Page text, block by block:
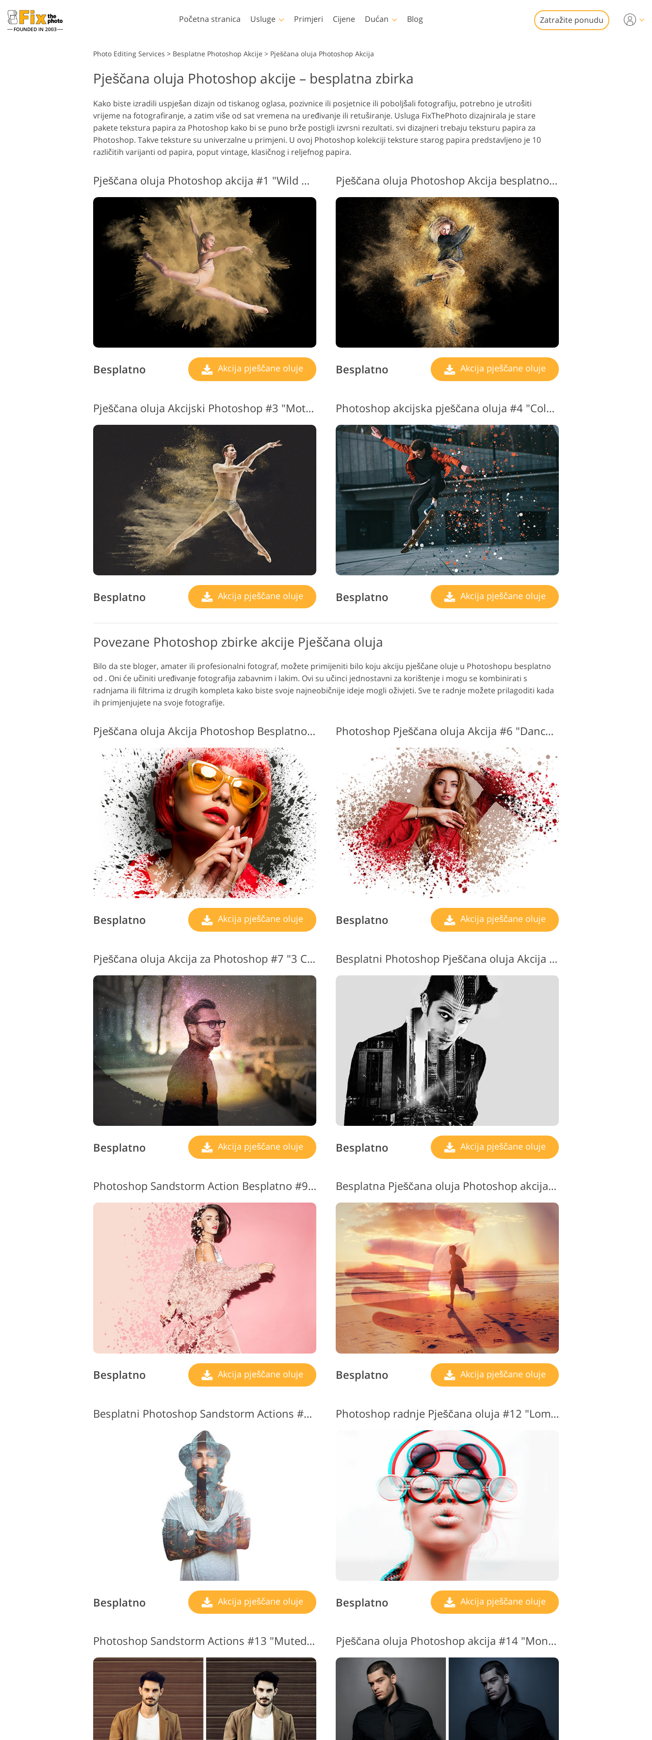
FOUNDED IN 2003
Početna stranica Usluge
novorođenčeta
nekretnina
Modeli za odjeću
Uređivanje fotografija
proizvoda
Uređivanje fotografija
nakita
Podaci za obuku AI Usluge video montaže
Primjeri Cijene Dućan
Lightroom
Lightroom Presets
Predpostavke najbolje
ponude
Mobilne Presets
Photoshop
Photoshop Akcije
Photoshop slojevi
Photoshop teksture
Cijele zbirke Ps Actions
Cijeli paketi Ps slojeva
Templates
Svi predlošci
Valentinovo čestitke
Pozivnice za vjenčanje
Pozivnica na dječju
zabavu
LUT-ovi za uređivanje
Profesionalni video
slojevi
Blog Zatražite ponudu
Photo Editing Services > Besplatne Photoshop Akcije > Pješčana oluja Photoshop Akcija
Pješčana oluja Photoshop akcije – besplatna zbirka
Kako biste izradili uspješan dizajn od tiskanog oglasa, pozivnice ili posjetnice ili poboljšali fotografiju, potrebno je utrošiti
vrijeme na fotografiranje, a zatim više od sat vremena na uređivanje ili retuširanje. Usluga FixThePhoto dizajnirala je stare
pakete tekstura papira za Photoshop kako bi se puno brže postigli izvrsni rezultati. svi dizajneri trebaju teksturu papira za
Photoshop. Takve teksture su univerzalne u primjeni. U ovoj Photoshop kolekciji teksture starog papira predstavljeno je 10
različitih varijanti od papira, poput vintage, klasičnog i reljefnog papira.
Pješčana oluja Photoshop akcija #1 "Wild Dance"
Besplatno Akcija pješčane oluje
Pješčana oluja Photoshop Akcija besplatno #2 "Irrepressible"
Besplatno Akcija pješčane oluje
Pješčana oluja Akcijski Photoshop #3 "Motion"
Besplatno Akcija pješčane oluje
Photoshop akcijska pješčana oluja #4 "Color Explosion"
Besplatno Akcija pješčane oluje
Povezane Photoshop zbirke akcije Pješčana oluja
Bilo da ste bloger, amater ili profesionalni fotograf, možete primijeniti bilo koju akciju pješčane oluje u Photoshopu besplatno
od . Oni će učiniti uređivanje fotografija zabavnim i lakim. Ovi su učinci jednostavni za korištenje i mogu se kombinirati s
radnjama ili filtrima iz drugih kompleta kako biste svoje najneobičnije ideje mogli oživjeti. Sve te radnje možete prilagoditi kada
ih primjenjujete na svoje fotografije.
Pješčana oluja Akcija Photoshop Besplatno #5 "Secret Dreams"
Besplatno Akcija pješčane oluje
Photoshop Pješčana oluja Akcija #6 "Dance od the Light"
Besplatno Akcija pješčane oluje
Pješčana oluja Akcija za Photoshop #7 "3 Colors"
Besplatno Akcija pješčane oluje
Besplatni Photoshop Pješčana oluja Akcija #8 "Black & White"
Besplatno Akcija pješčane oluje
Photoshop Sandstorm Action Besplatno #9 "Dispersion Effect"
Besplatno Akcija pješčane oluje
Besplatna Pješčana oluja Photoshop akcija #10 "Gradient"
Besplatno Akcija pješčane oluje
Besplatni Photoshop Sandstorm Actions #11 "Imposition"
Besplatno Akcija pješčane oluje
Photoshop radnje Pješčana oluja #12 "Lomo"
Besplatno Akcija pješčane oluje
Photoshop Sandstorm Actions #13 "Muted Color" Pješčana oluja Photoshop akcija #14 "Monochrome Magic"